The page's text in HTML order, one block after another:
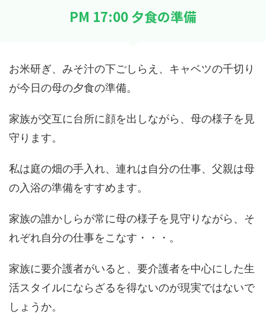
PM 17:00 夕食の準備
お米研ぎ、みそ汁の下ごしらえ、キャベツの千切り
が今日の母の夕食の準備。
家族が交互に台所に顔を出しながら、母の様子を見
守ります。
私は庭の畑の手入れ、連れは自分の仕事、父親は母
の入浴の準備をすすめます。
家族の誰かしらが常に母の様子を見守りながら、そ
れぞれ自分の仕事をこなす・・・。
家族に要介護者がいると、要介護者を中心にした生
活スタイルにならざるを得ないのが現実ではないで
しょうか。